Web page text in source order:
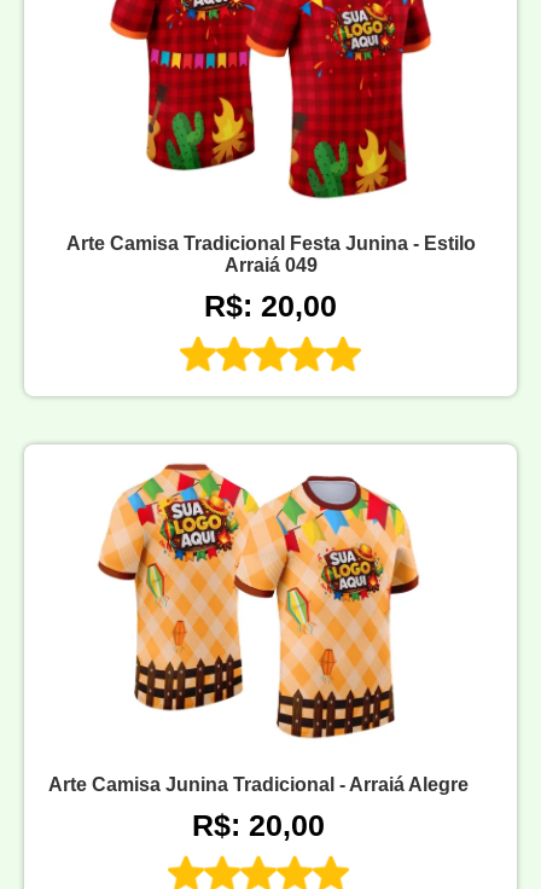
Arte Camisa Tradicional Festa Junina - Estilo
Arraiá 049
R$: 20,00
Arte Camisa Junina Tradicional - Arraiá Alegre
R$: 20,00